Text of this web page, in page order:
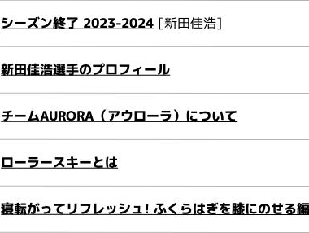
シーズン終了 2023-2024 [新田佳浩]
新田佳浩選手のプロフィール
チームAURORA（アウローラ）について
ローラースキーとは
寝転がってリフレッシュ! ふくらはぎを膝にのせる編